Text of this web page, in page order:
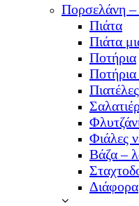
Πορσελάνη –
Πιάτα
Πιάτα
Ποτήρια
Πιατέλες
Φιάλες
Βάζα –
Διάφορα